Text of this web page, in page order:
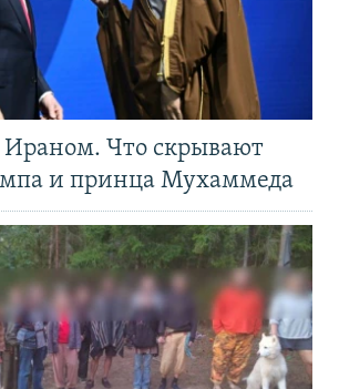
Что скрывают
и принца Мухаммеда